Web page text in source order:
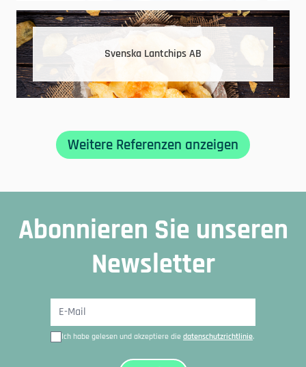
Svenska Lantchips AB
Weitere Referenzen anzeigen
Abonnieren Sie unseren
Newsletter
Ich habe gelesen und akzeptiere die datenschutzrichtlinie.